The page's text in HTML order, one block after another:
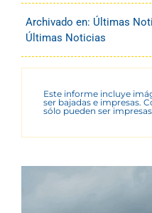
Archivado en: Últimas
Últimas Noticias
Este informe incluye
ser bajadas e impresas.
sólo pueden ser